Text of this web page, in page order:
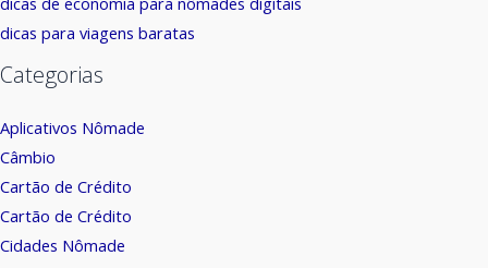
dicas para viagens baratas
Categorias
Aplicativos Nômade
Câmbio
Cartão de Crédito
Cartão de Crédito
Cidades Nômade